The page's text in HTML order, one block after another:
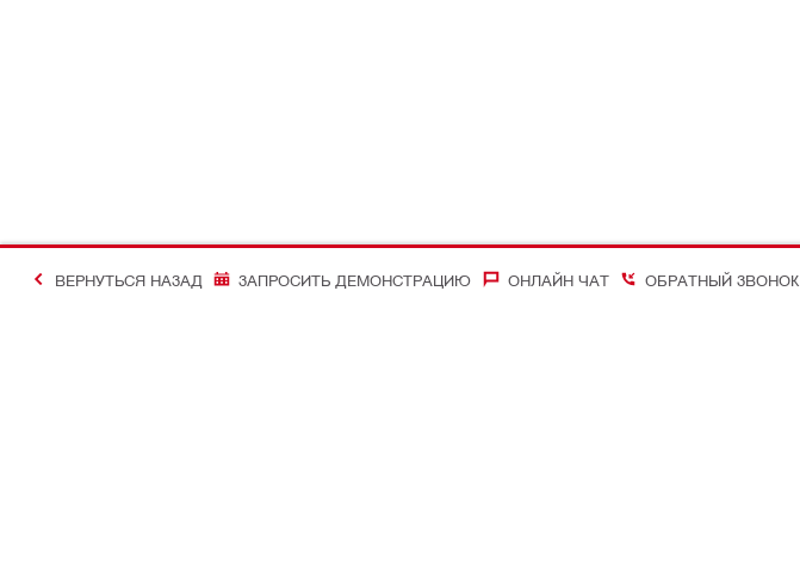
ВЕРНУТЬСЯ НАЗАД ЗАПРОСИТЬ ДЕМОНСТРАЦИЮ ОНЛАЙН ЧАТ ОБРАТНЫЙ ЗВОНОК